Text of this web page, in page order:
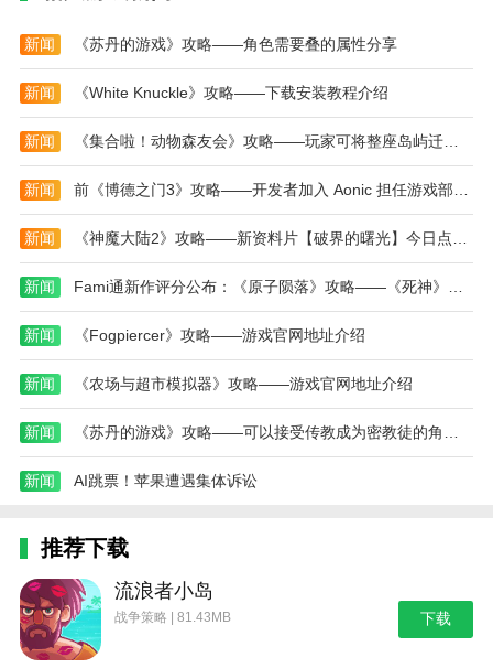
精英巨人会免疫一次秒杀
4、地狱坚果：能为僵尸施加一堆debuff，并且每隔
一段时间秒杀僵尸，血量极高。
植物大战僵尸抽卡重置版游戏新手攻略
1、打开植物大战僵尸抽卡重置版，点击开始冒险
模式;
2、接着选择关卡，下方可切换难度，支持简单、
正常、困难三种难度;
3、然后选择要上场的植物，你可以根据旁边显示
的僵尸来选择;
4、进入游戏如图，玩家需收集阳光种植豌豆射
手、坚果墙来抵御僵尸进攻;
5、成功抵御所有僵尸进攻即可通关，并获得一次
抽卡;
本站为您提供植物大战僵尸抽卡重置版 最新版的
手机游戏 ，欢迎大家记住本站网址，本站是您下载安
卓手游app最好的网站！
新闻 《苏丹的游戏》攻略——角色需要叠的属性分享
新闻 《White Knuckle》攻略——下载安装教程介绍
新闻 《集合啦！动物森友会》攻略——玩家可将整座岛屿迁移至Switch2
新闻
新闻
新闻
新闻 《Fogpiercer》攻略——游戏官网地址介绍
新闻 《农场与超市模拟器》攻略——游戏官网地址介绍
新闻
新闻 AI跳票！苹果遭遇集体诉讼
推荐下载
流浪者小岛
战争策略 | 81.43MB 下载